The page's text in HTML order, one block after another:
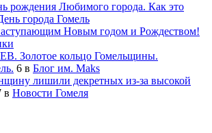
рождения Любимого города. Как это
города Гомель
Новым годом и Рождеством!
Золотое кольцо Гомельщины.
6 в Блог им. Maks
лишили декретных из-за высокой
в Новости Гомеля